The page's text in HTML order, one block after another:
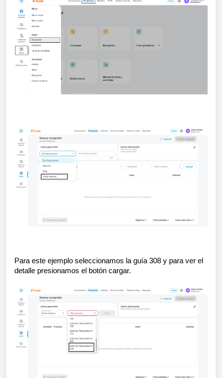
Para este ejemplo seleccionamos la guía 308 y para ver el
detalle presionamos el botón cargar.